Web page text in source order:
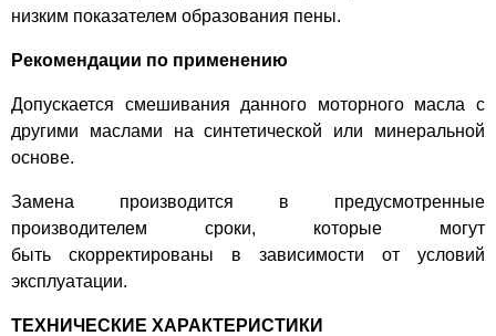
низким показателем образования пены.
Рекомендации по применению
Допускается смешивания данного моторного масла с
другими маслами на синтетической или минеральной
основе.
Замена производится в предусмотренные
производителем сроки, которые могут
быть скорректированы в зависимости от условий
эксплуатации.
ТЕХНИЧЕСКИЕ ХАРАКТЕРИСТИКИ